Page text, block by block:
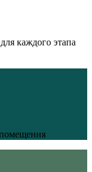
каждого этапа